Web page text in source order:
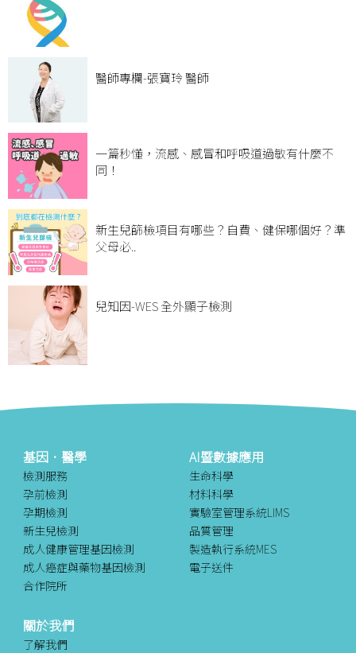
醫師專欄-張寶玲 醫師
一篇秒懂，流感、感冒和呼吸道過敏有什麼不
同！
新生兒篩檢項目有哪些？自費、健保哪個好？準
父母必..
兒知因-WES 全外顯子檢測
基因．醫學
檢測服務
孕前檢測
孕期檢測
新生兒檢測
成人健康管理基因檢測
成人癌症與藥物基因檢測
合作院所
AI暨數據應用
生命科學
材料科學
實驗室管理系統LIMS
品質管理
製造執行系統MES
電子送件
關於我們
了解我們